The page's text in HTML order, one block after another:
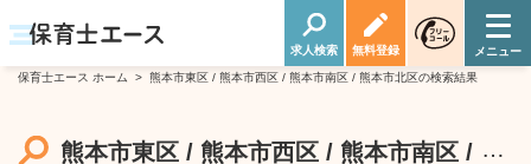
求人検索 無料登録
保育士エース ホーム > 熊本市東区 / 熊本市西区 / 熊本市南区 / 熊本市北区の検索結果
熊本市東区 / 熊本市西区 / 熊本市南区 / 熊
…